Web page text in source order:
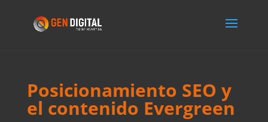
Posicionamiento SEO y
el contenido Evergreen